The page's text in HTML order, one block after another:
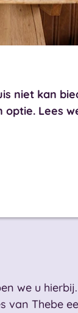
niet kan
Lees
we u
Thebe